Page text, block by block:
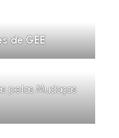
de GEE
pelas Mudaças